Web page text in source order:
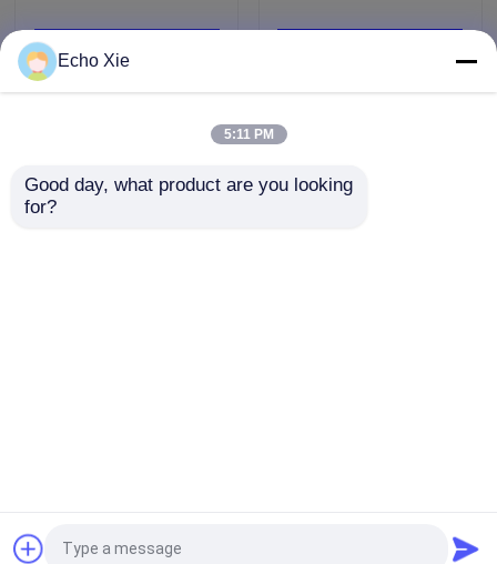
小さいびんのラベル
注文のレーザー光線写真ステッカー
小さいガラス ガラスびん
プラスチックまめの包装
口頭ゼリーの薬剤のア
場.Copyright © 2026 HONGKONG A-SOURCE
Echo Xie
5:11 PM
Good day, what product are you looking
for?